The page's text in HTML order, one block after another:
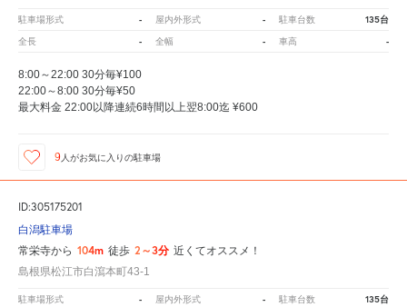
駐車場形式 - 屋内外形式 - 駐車台数 135台
全長 - 全幅 - 車高 -
8:00～22:00 30分毎¥100
22:00～8:00 30分毎¥50
最大料金 22:00以降連続6時間以上翌8:00迄 ¥600
9人がお気に入りの駐車場
ID:305175201
白潟駐車場
常栄寺から 104m 徒歩 2～3分 近くてオススメ！
島根県松江市白瀉本町43-1
駐車場形式 - 屋内外形式 - 駐車台数 135台